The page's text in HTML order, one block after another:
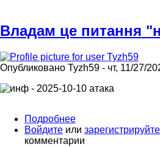
Владам це питання
Опубликовано Tyzh59 - чт, 11/27/
Подробнее
Владам
це
Войдите или
комментарии